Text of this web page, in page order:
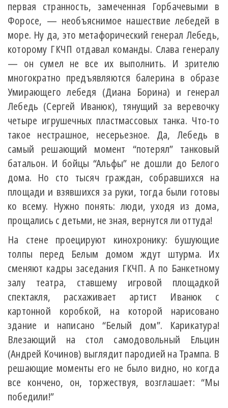
первая странность, замеченная Горбачевыми в
Форосе, — необъяснимое нашествие лебедей в
море. Ну да, это метафорический генерал Лебедь,
которому ГКЧП отдавал команды. Слава генералу
— он сумел не все их выполнить. И зрителю
многократно предъявляются балерина в образе
Умирающего лебедя (Диана Борина) и генерал
Лебедь (Сергей Иванюк), тянущий за веревочку
четыре игрушечных пластмассовых танка. Что-то
такое нестрашное, несерьезное. Да, Лебедь в
самый решающий момент “потерял” танковый
батальон. И бойцы “Альфы” не дошли до Белого
дома. Но сто тысяч граждан, собравшихся на
площади и взявшихся за руки, тогда были готовы
ко всему. Нужно понять: люди, уходя из дома,
прощались с детьми, не зная, вернутся ли оттуда!
На стене проецируют кинохронику: бушующие
толпы перед Белым домом ждут штурма. Их
сменяют кадры заседания ГКЧП. А по Банкетному
залу театра, ставшему игровой площадкой
спектакля, расхаживает артист Иванюк с
картонной коробкой, на которой нарисовано
здание и написано “Белый дом”. Карикатура!
Влезающий на стол самодовольный Ельцин
(Андрей Кочинов) выглядит пародией на Трампа. В
решающие моменты его не было видно, но когда
все кончено, он, торжествуя, возглашает: “Мы
победили!”